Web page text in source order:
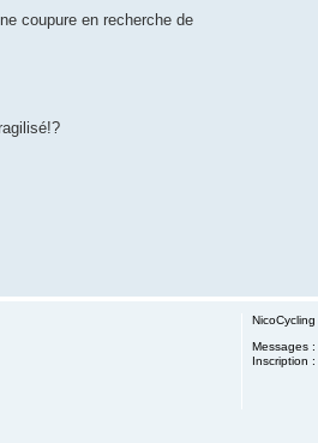
coupure en recherche de
NicoCycling
Messages :
Inscription :